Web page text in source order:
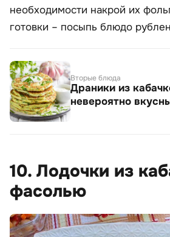
необходимости накрой их
готовки – посыпь блюдо
Вторые блюда
Драники из
невероятно
10. Лодочки из
фасолью